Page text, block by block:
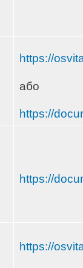
https://
або
https://
https://
https://